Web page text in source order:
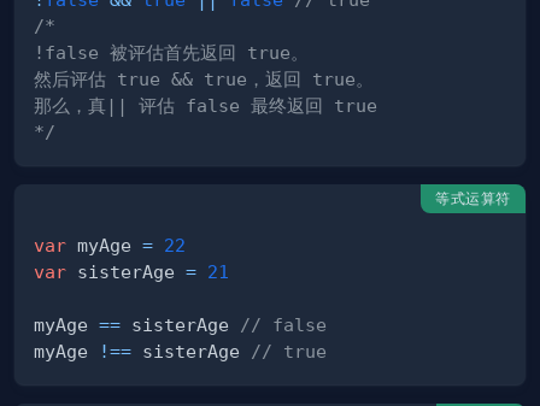
*/
等式运算符
var myAge = 22
var sisterAge = 21
myAge == sisterAge
// false
myAge
!== sisterAge // true